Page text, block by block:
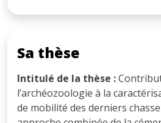
Sa thèse
Intitulé de la thèse :
l’archéozoologie à la
de mobilité des derniers